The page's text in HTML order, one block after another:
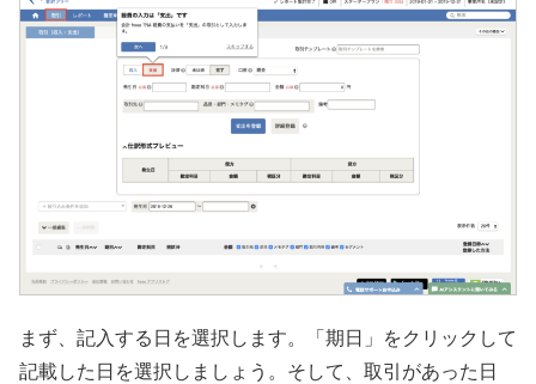
まず、記入する日を選択します。「期日」をクリックして
記載した日を選択しましょう。そして、取引があった日